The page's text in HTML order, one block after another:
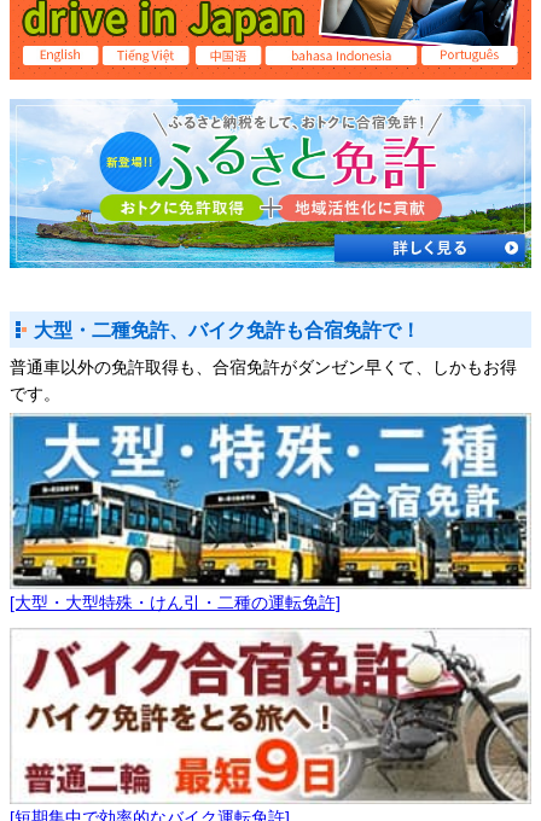
大型・二種免許、バイク免許も合宿免許で！
普通車以外の免許取得も、合宿免許がダンゼン早くて、しかもお得
です。
[大型・大型特殊・けん引・二種の運転免許]